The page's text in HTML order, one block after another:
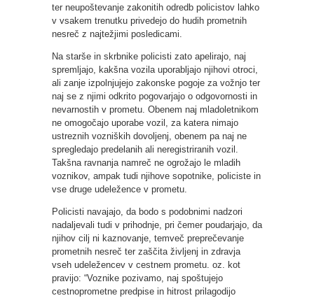
ter neupoštevanje zakonitih odredb policistov lahko
v vsakem trenutku privedejo do hudih prometnih
nesreč z najtežjimi posledicami.
Na starše in skrbnike policisti zato apelirajo, naj
spremljajo, kakšna vozila uporabljajo njihovi otroci,
ali zanje izpolnjujejo zakonske pogoje za vožnjo ter
naj se z njimi odkrito pogovarjajo o odgovornosti in
nevarnostih v prometu. Obenem naj mladoletnikom
ne omogočajo uporabe vozil, za katera nimajo
ustreznih vozniških dovoljenj, obenem pa naj ne
spregledajo predelanih ali neregistriranih vozil.
Takšna ravnanja namreč ne ogrožajo le mladih
voznikov, ampak tudi njihove sopotnike, policiste in
vse druge udeležence v prometu.
Policisti navajajo, da bodo s podobnimi nadzori
nadaljevali tudi v prihodnje, pri čemer poudarjajo, da
njihov cilj ni kaznovanje, temveč preprečevanje
prometnih nesreč ter zaščita življenj in zdravja
vseh udeležencev v cestnem prometu. oz. kot
pravijo: “Voznike pozivamo, naj spoštujejo
cestnoprometne predpise in hitrost prilagodijo